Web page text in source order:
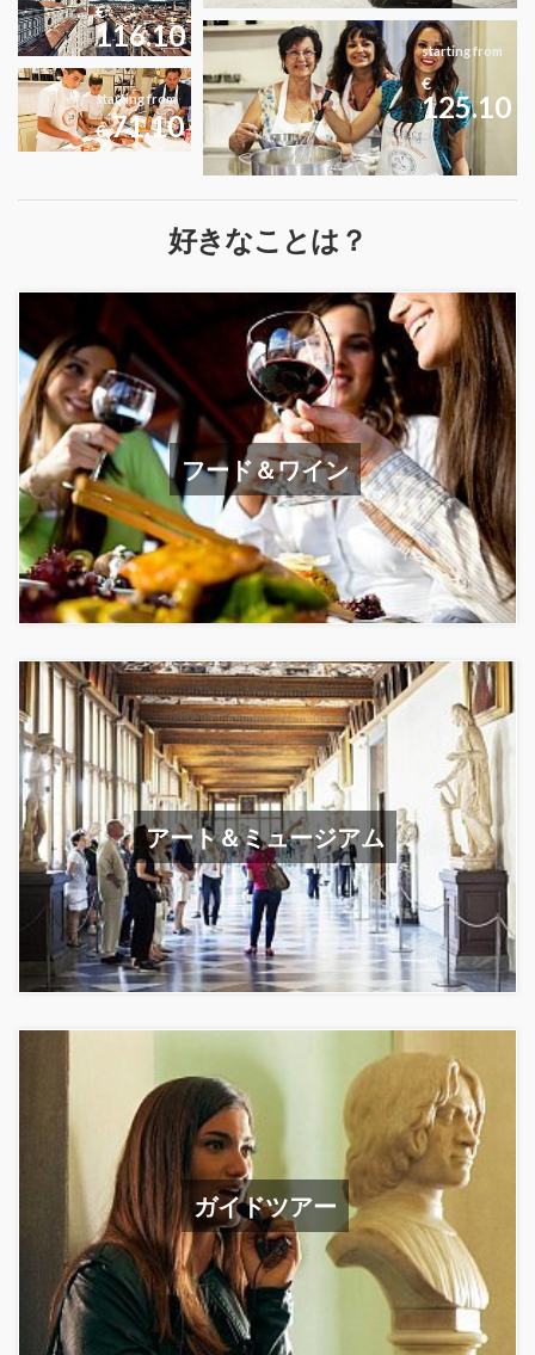
€
116.10 starting from
€
125.10
starting from
€71.10
好きなことは？
フード＆ワイン
アート＆ミュージアム
ガイドツアー